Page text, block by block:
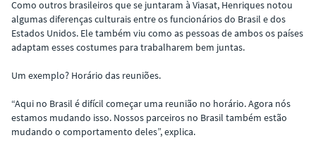
Como outros brasileiros que se juntaram à Viasat, Henriques notou
algumas diferenças culturais entre os funcionários do Brasil e dos
Estados Unidos. Ele também viu como as pessoas de ambos os países
adaptam esses costumes para trabalharem bem juntas.
Um exemplo? Horário das reuniões.
“Aqui no Brasil é difícil começar uma reunião no horário. Agora nós
estamos mudando isso. Nossos parceiros no Brasil também estão
mudando o comportamento deles”, explica.